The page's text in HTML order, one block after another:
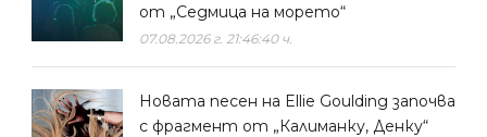
от „Седмица на морето“
07.08.2026 г. 21:46:40 ч.
Новата песен на Ellie Goulding започва
с фрагмент от „Калиманку, Денку“